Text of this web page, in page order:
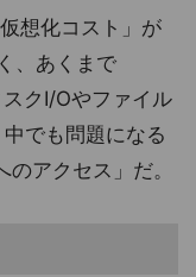
想化コスト」が
、あくまで
クI/Oやファイル
でも問題になる
アクセス」だ。